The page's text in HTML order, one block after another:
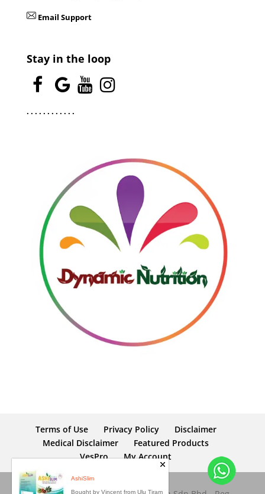
Email Support
Stay in the loop
. . . . . . . . . . . .
Terms of Use Privacy Policy
Disclaimer
Medical Disclaimer
Featured Products
VesPro
My Account